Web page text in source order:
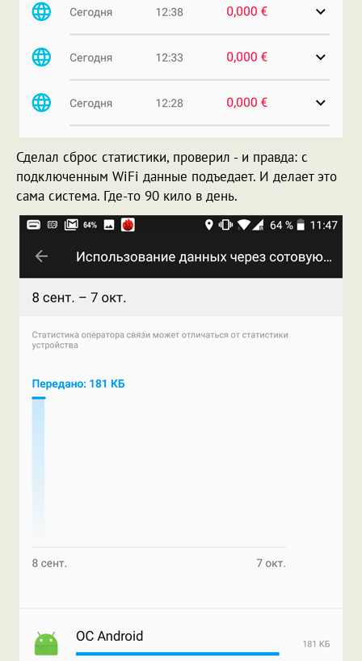
Сделал сброс статистики, проверил - и правда: с
подключенным WiFi данные подъедает. И делает это
сама система. Где-то 90 кило в день.